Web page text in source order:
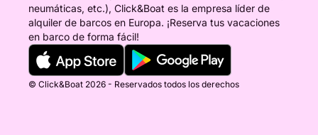
neumáticas, etc.), Click&Boat es la empresa líder de
alquiler de barcos en Europa. ¡Reserva tus vacaciones
en barco de forma fácil!
© Click&Boat 2026 - Reservados todos los derechos